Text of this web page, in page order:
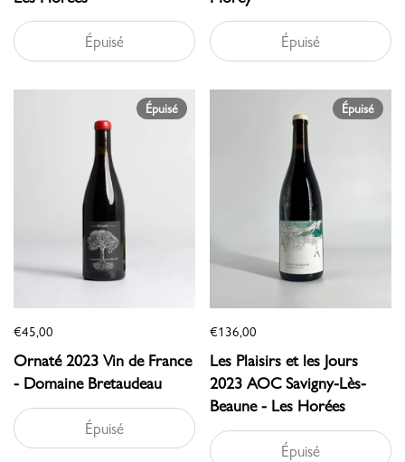
Épuisé Épuisé
€45,00
Ornaté 2023 Vin de France
- Domaine Bretaudeau
Épuisé
Épuisé
€136,00
Les Plaisirs et les Jours
2023 AOC Savigny-Lès-
Beaune - Les Horées
Épuisé
Épuisé